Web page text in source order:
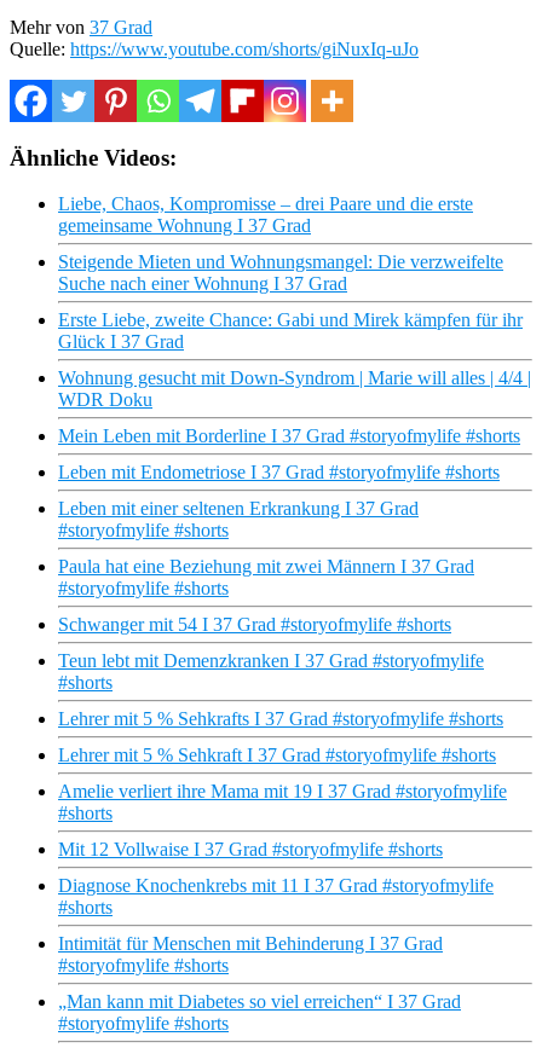
Mehr von 37 Grad
Quelle: https://www.youtube.com/shorts/giNuxIq-uJo
Ähnliche Videos:
Liebe, Chaos, Kompromisse – drei Paare und die erste
gemeinsame Wohnung I 37 Grad
Steigende Mieten und Wohnungsmangel: Die verzweifelte
Suche nach einer Wohnung I 37 Grad
Erste Liebe, zweite Chance: Gabi und Mirek kämpfen für ihr
Glück I 37 Grad
Wohnung gesucht mit Down-Syndrom | Marie will alles | 4/4 |
WDR Doku
Mein Leben mit Borderline I 37 Grad #storyofmylife #shorts
Leben mit Endometriose I 37 Grad #storyofmylife #shorts
Leben mit einer seltenen Erkrankung I 37 Grad
#storyofmylife #shorts
Paula hat eine Beziehung mit zwei Männern I 37 Grad
#storyofmylife #shorts
Schwanger mit 54 I 37 Grad #storyofmylife #shorts
Teun lebt mit Demenzkranken I 37 Grad #storyofmylife
#shorts
Lehrer mit 5 % Sehkrafts I 37 Grad #storyofmylife #shorts
Lehrer mit 5 % Sehkraft I 37 Grad #storyofmylife #shorts
Amelie verliert ihre Mama mit 19 I 37 Grad #storyofmylife
#shorts
Mit 12 Vollwaise I 37 Grad #storyofmylife #shorts
Diagnose Knochenkrebs mit 11 I 37 Grad #storyofmylife
#shorts
Intimität für Menschen mit Behinderung I 37 Grad
#storyofmylife #shorts
„Man kann mit Diabetes so viel erreichen“ I 37 Grad
#storyofmylife #shorts